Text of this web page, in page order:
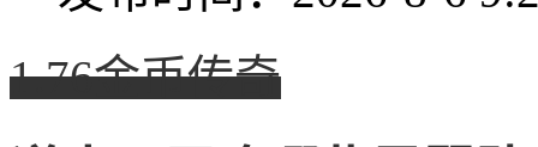
1.76金币传奇